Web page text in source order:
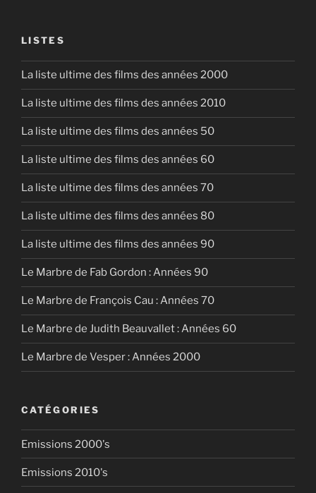
EMBED
LISTES
La liste ultime des films des années 2000
La liste ultime des films des années 2010
La liste ultime des films des années 50
La liste ultime des films des années 60
La liste ultime des films des années 70
La liste ultime des films des années 80
La liste ultime des films des années 90
Le Marbre de Fab Gordon : Années 90
Le Marbre de François Cau : Années 70
Le Marbre de Judith Beauvallet : Années 60
Le Marbre de Vesper : Années 2000
CATÉGORIES
Emissions 2000's
Emissions 2010's